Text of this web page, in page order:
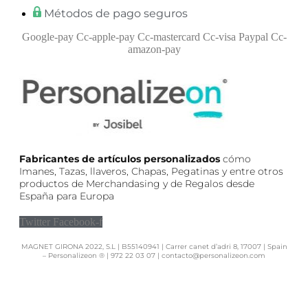
Métodos de pago seguros
Google-pay Cc-apple-pay Cc-mastercard Cc-visa Paypal Cc-
amazon-pay
Fabricantes de artículos personalizados cómo
Imanes, Tazas, llaveros, Chapas, Pegatinas y entre otros
productos de Merchandasing y de Regalos desde
España para Europa
Twitter Facebook-f
MAGNET GIRONA 2022, S.L | B55140941 | Carrer canet d’adri 8, 17007 | Spain
– Personalizeon ® | 972 22 03 07 | contacto@personalizeon.com